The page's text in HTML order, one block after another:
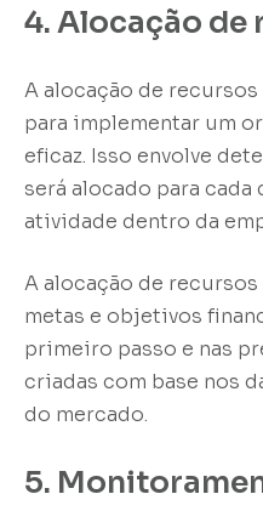
4. Alocação de
A alocação de
para implementar um
eficaz. Isso envolve
será alocado para
atividade dentro da
A alocação de recursos
metas e objetivos
primeiro passo e nas
criadas com base nos
do mercado.
5.